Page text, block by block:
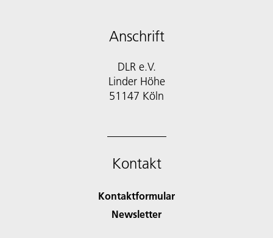
Anschrift
DLR e.V.
Linder Höhe
51147 Köln
Kontakt
Kontaktformular
Newsletter